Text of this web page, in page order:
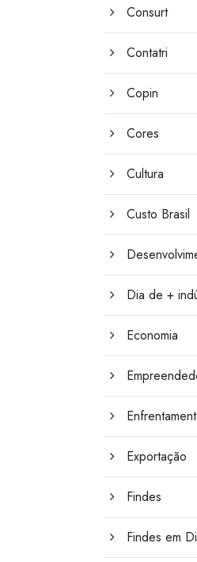
Consurt
Contatri
Copin
Cores
Cultura
Custo Brasil
Dia de +
Economia
Exportação
Findes
Findes em